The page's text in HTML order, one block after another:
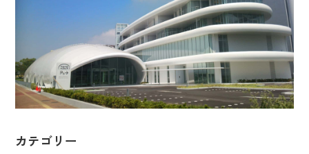
カテゴリー